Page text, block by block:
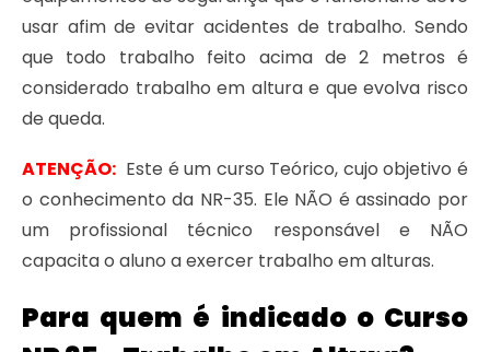
usar afim de evitar acidentes de trabalho. Sendo
que todo trabalho feito acima de 2 metros é
considerado trabalho em altura e que evolva risco
de queda.
ATENÇÃO: Este é um curso Teórico, cujo objetivo é
o conhecimento da NR-35. Ele NÃO é assinado por
um profissional técnico responsável e NÃO
capacita o aluno a exercer trabalho em alturas.
Para quem é indicado o Curso